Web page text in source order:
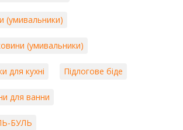
(умивальники)
(умивальники)
для кухні Підлогове біде
для ванни
БУЛЬ